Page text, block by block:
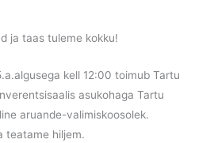
ja taas tuleme kokku!
kell 12:00 toimub Tartu
asukohaga Tartu
aruande-valimiskoosolek.
teatame hiljem.